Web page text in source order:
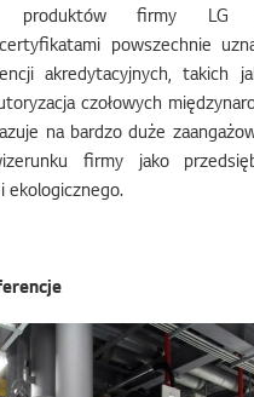
produktów firmy LG
powszechnie
akredytacyjnych, takich
czołowych
na bardzo duże
firmy jako
ekologicznego.